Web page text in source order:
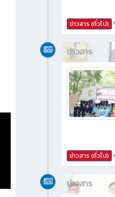
ข่าวสาร (ทั่วไป)
ข่าวสาร
ข่าวสาร (ทั่วไป)
ข่าวสาร